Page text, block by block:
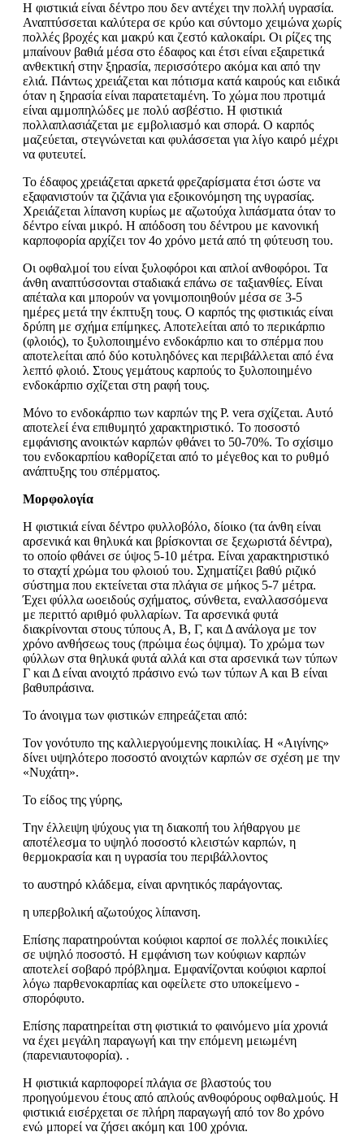
Η φιστικιά είναι δέντρο που δεν αντέχει την πολλή υγρασία.
Αναπτύσσεται καλύτερα σε κρύο και σύντομο χειμώνα χωρίς
πολλές βροχές και μακρύ και ζεστό καλοκαίρι. Οι ρίζες της
μπαίνουν βαθιά μέσα στο έδαφος και έτσι είναι εξαιρετικά
ανθεκτική στην ξηρασία, περισσότερο ακόμα και από την
ελιά. Πάντως χρειάζεται και πότισμα κατά καιρούς και ειδικά
όταν η ξηρασία είναι παρατεταμένη. Το χώμα που προτιμά
είναι αμμοπηλώδες με πολύ ασβέστιο. Η φιστικιά
πολλαπλασιάζεται με εμβολιασμό και σπορά. Ο καρπός
μαζεύεται, στεγνώνεται και φυλάσσεται για λίγο καιρό μέχρι
να φυτευτεί.
Το έδαφος χρειάζεται αρκετά φρεζαρίσματα έτσι ώστε να
εξαφανιστούν τα ζιζάνια για εξοικονόμηση της υγρασίας.
Χρειάζεται λίπανση κυρίως με αζωτούχα λιπάσματα όταν το
δέντρο είναι μικρό. Η απόδοση του δέντρου με κανονική
καρποφορία αρχίζει τον 4ο χρόνο μετά από τη φύτευση του.
Οι οφθαλμοί του είναι ξυλοφόροι και απλοί ανθοφόροι. Τα
άνθη αναπτύσσονται σταδιακά επάνω σε ταξιανθίες. Είναι
απέταλα και μπορούν να γονιμοποιηθούν μέσα σε 3-5
ημέρες μετά την έκπτυξη τους. Ο καρπός της φιστικιάς είναι
δρύπη με σχήμα επίμηκες. Αποτελείται από το περικάρπιο
(φλοιός), το ξυλοποιημένο ενδοκάρπιο και το σπέρμα που
αποτελείται από δύο κοτυληδόνες και περιβάλλεται από ένα
λεπτό φλοιό. Στους γεμάτους καρπούς το ξυλοποιημένο
ενδοκάρπιο σχίζεται στη ραφή τους.
Μόνο το ενδοκάρπιο των καρπών της Ρ. vera σχίζεται. Αυτό
αποτελεί ένα επιθυμητό χαρακτηριστικό. Το ποσοστό
εμφάνισης ανοικτών καρπών φθάνει το 50-70%. Το σχίσιμο
του ενδοκαρπίου καθορίζεται από το μέγεθος και το ρυθμό
ανάπτυξης του σπέρματος.
Μορφολογία
Η φιστικιά είναι δέντρο φυλλοβόλο, δίοικο (τα άνθη είναι
αρσενικά και θηλυκά και βρίσκονται σε ξεχωριστά δέντρα),
το οποίο φθάνει σε ύψος 5-10 μέτρα. Είναι χαρακτηριστικό
το σταχτί χρώμα του φλοιού του. Σχηματίζει βαθύ ριζικό
σύστημα που εκτείνεται στα πλάγια σε μήκος 5-7 μέτρα.
Έχει φύλλα ωοειδούς σχήματος, σύνθετα, εναλλασσόμενα
με περιττό αριθμό φυλλαρίων. Τα αρσενικά φυτά
διακρίνονται στους τύπους Α, Β, Γ, και Δ ανάλογα με τον
χρόνο ανθήσεως τους (πρώιμα έως όψιμα). Το χρώμα των
φύλλων στα θηλυκά φυτά αλλά και στα αρσενικά των τύπων
Γ και Δ είναι ανοιχτό πράσινο ενώ των τύπων Α και Β είναι
βαθυπράσινα.
Το άνοιγμα των φιστικών επηρεάζεται από:
Τον γονότυπο της καλλιεργούμενης ποικιλίας. Η «Αιγίνης»
δίνει υψηλότερο ποσοστό ανοιχτών καρπών σε σχέση με την
«Νυχάτη».
Το είδος της γύρης,
Tην έλλειψη ψύχους για τη διακοπή του λήθαργου με
αποτέλεσμα το υψηλό ποσοστό κλειστών καρπών, η
θερμοκρασία και η υγρασία του περιβάλλοντος
το αυστηρό κλάδεμα, είναι αρνητικός παράγοντας.
η υπερβολική αζωτούχος λίπανση.
Επίσης παρατηρούνται κούφιοι καρποί σε πολλές ποικιλίες
σε υψηλό ποσοστό. Η εμφάνιση των κούφιων καρπών
αποτελεί σοβαρό πρόβλημα. Εμφανίζονται κούφιοι καρποί
λόγω παρθενοκαρπίας και οφείλετε στο υποκείμενο -
σπορόφυτο.
Επίσης παρατηρείται στη φιστικιά το φαινόμενο μία χρονιά
να έχει μεγάλη παραγωγή και την επόμενη μειωμένη
(παρενιαυτοφορία). .
Η φιστικιά καρποφορεί πλάγια σε βλαστούς του
προηγούμενου έτους από απλούς ανθοφόρους οφθαλμούς. Η
φιστικιά εισέρχεται σε πλήρη παραγωγή από τον 8ο χρόνο
ενώ μπορεί να ζήσει ακόμη και 100 χρόνια.